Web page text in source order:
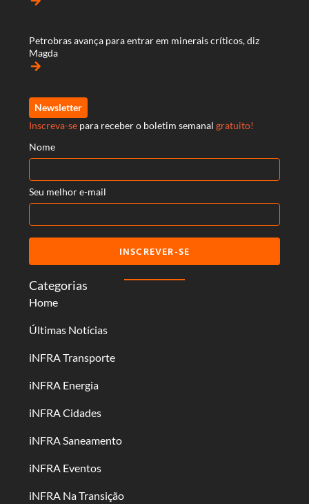
Categorias
Home
Últimas Notícias
iNFRA Transporte
iNFRA Energia
iNFRA Cidades
iNFRA Saneamento
iNFRA Eventos
iNFRA Na Transição
Petrobras avança para entrar em minerais críticos, diz
Magda
arrow_forward
Newsletter
Inscreva-se para receber o boletim semanal gratuito!
Nome
Seu melhor e-mail
INSCREVER-SE